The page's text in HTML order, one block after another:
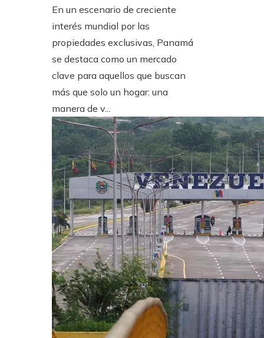
En un escenario de creciente
interés mundial por las
propiedades exclusivas, Panamá
se destaca como un mercado
clave para aquellos que buscan
más que solo un hogar: una
manera de v...